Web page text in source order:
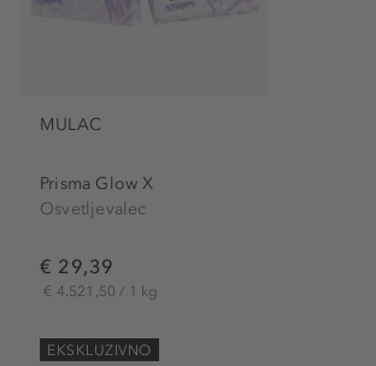
MULAC
Prisma Glow X
Osvetljevalec
€ 29,39
€ 4.521,50 / 1 kg
EKSKLUZIVNO